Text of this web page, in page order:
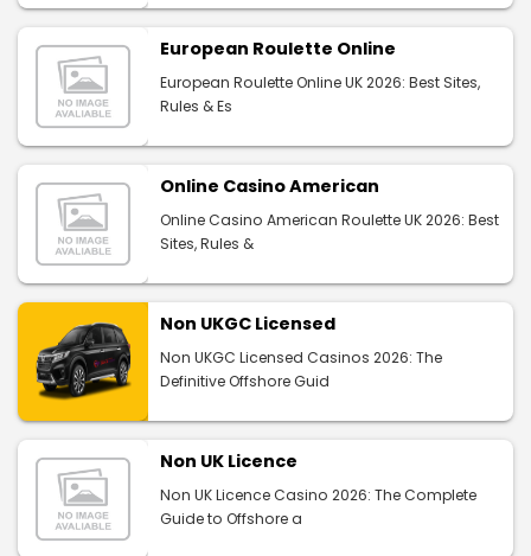
European Roulette Online
European Roulette Online UK 2026: Best Sites,
Rules & Es
Online Casino American
Online Casino American Roulette UK 2026: Best
Sites, Rules &
Non UKGC Licensed
Non UKGC Licensed Casinos 2026: The
Definitive Offshore Guid
Non UK Licence
Non UK Licence Casino 2026: The Complete
Guide to Offshore a